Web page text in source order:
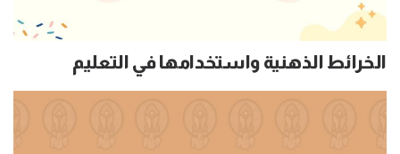
الخرائط الذهنية واستخدامها في التعليم